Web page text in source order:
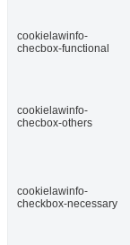
cookielawinfo-
checbox-functional
cookielawinfo-
checbox-others
cookielawinfo-
checkbox-necessary